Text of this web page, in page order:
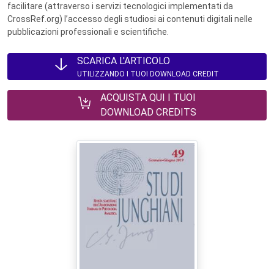
facilitare (attraverso i servizi tecnologici implementati da
CrossRef.org) l’accesso degli studiosi ai contenuti digitali nelle
pubblicazioni professionali e scientifiche.
SCARICA L'ARTICOLO
UTILIZZANDO I TUOI DOWNLOAD CREDIT
ACQUISTA QUI I TUOI
DOWNLOAD CREDITS